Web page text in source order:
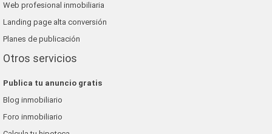
Web profesional inmobiliaria
Landing page alta conversión
Planes de publicación
Otros servicios
Publica tu anuncio gratis
Blog inmobiliario
Foro inmobiliario